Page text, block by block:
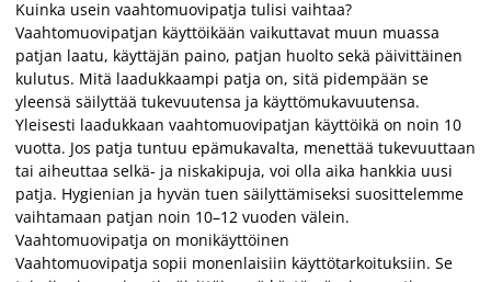
Kuinka usein vaahtomuovipatja tulisi vaihtaa?
Vaahtomuovipatjan käyttöikään vaikuttavat muun muassa
patjan laatu, käyttäjän paino, patjan huolto sekä päivittäinen
kulutus. Mitä laadukkaampi patja on, sitä pidempään se
yleensä säilyttää tukevuutensa ja käyttömukavuutensa.
Yleisesti laadukkaan vaahtomuovipatjan käyttöikä on noin 10
vuotta. Jos patja tuntuu epämukavalta, menettää tukevuuttaan
tai aiheuttaa selkä- ja niskakipuja, voi olla aika hankkia uusi
patja. Hygienian ja hyvän tuen säilyttämiseksi suosittelemme
vaihtamaan patjan noin 10–12 vuoden välein.
Vaahtomuovipatja on monikäyttöinen
Vaahtomuovipatja sopii monenlaisiin käyttötarkoituksiin. Se